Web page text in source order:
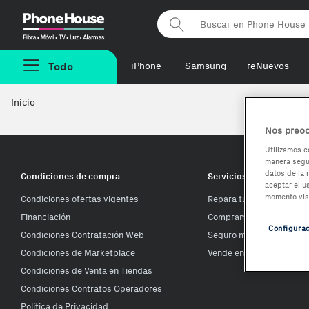
Phonehouse
Todo iPhone Samsung reNuevos
Inicio
Condiciones de compra
Condiciones ofertas vigentes
Financiación
Condiciones Contratación Web
Condiciones de Marketplace
Condiciones de Venta en Tiendas
Condiciones Contratos Operadores
Política de Privacidad
Servicios Phone House
Repara tu móvil
Compramos tu móvil
Seguro móvil
Vende en Phone House
Nos
Utilizamos
manera
datos de la
aceptar el
momento